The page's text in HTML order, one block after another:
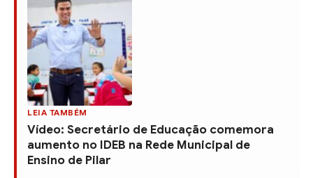
LEIA TAMBÉM
Vídeo: Secretário de Educação comemora
aumento no IDEB na Rede Municipal de
Ensino de Pilar